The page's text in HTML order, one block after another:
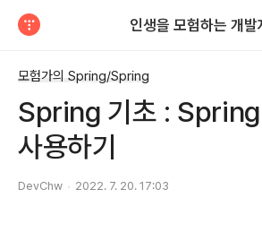
인생을 모험하는 개발
모험가의 Spring/Spring
Spring 기초 :
사용하기
DevChw 2022. 7. 20. 17:03